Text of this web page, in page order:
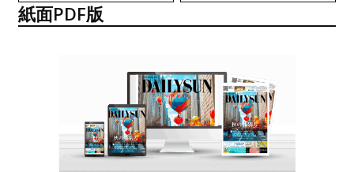
紙面PDF版